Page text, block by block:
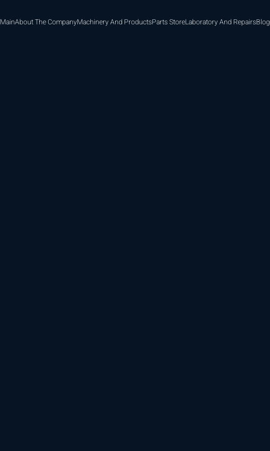
MainAbout The CompanyMachinery And ProductsParts StoreLaboratory And RepairsBlog